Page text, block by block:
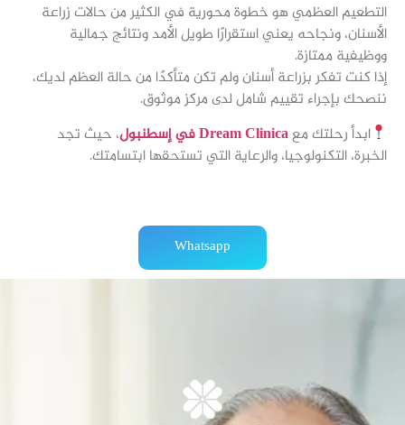
التطعيم العظمي هو خطوة محورية في الكثير من حالات زراعة
الأسنان، ونجاحه يعني استقرارًا طويل الأمد ونتائج جمالية
ووظيفية ممتازة.
إذا كنت تفكر بزراعة أسنان ولم تكن متأكدًا من حالة العظم لديك،
ننصحك بإجراء تقييم شامل لدى مركز موثوق.
ابدأ رحلتك معDream Clinica في إسطنبول
، حيث تجد
الخبرة، التكنولوجيا، والرعاية التي تستحقها ابتسامتك.
Whatsapp